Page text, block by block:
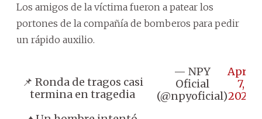
Los amigos de la víctima fueron a patear los
portones de la compañía de bomberos para pedir
un rápido auxilio.
📌 Ronda de tragos casi
termina en tragedia
— NPY
Oficial
(@npyoficial)
April
7,
2026